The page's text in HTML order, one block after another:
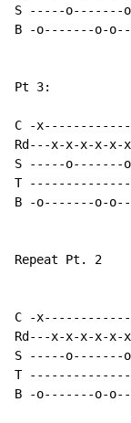
S -----o-------
B -o-------o-
Pt 3:
C -
Rd---x-x-x-x-
S -----o-------
T
B -o-------o-
Repeat Pt. 2
C -
Rd---x-x-x-x-
S -----o-------
T
B -o-------o-